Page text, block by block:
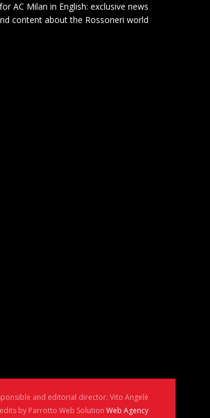
for AC Milan in English: exclusive news
content about the Rossoneri world.
and editorial director: Vito Angelè
by Parrotto Web Solution Web Agency